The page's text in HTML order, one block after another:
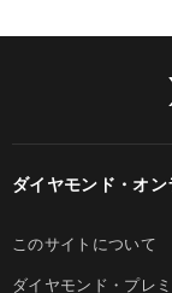
ダイヤモンド・オ
このサイトについて
ダイヤモンド・プレ